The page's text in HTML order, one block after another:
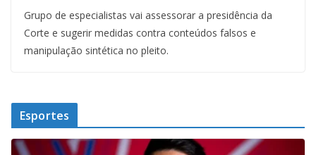
Grupo de especialistas vai assessorar a presidência da
Corte e sugerir medidas contra conteúdos falsos e
manipulação sintética no pleito.
Esportes